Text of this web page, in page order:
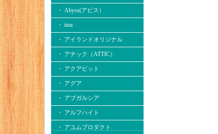
・ Abyss(アビス）
・ ima
・ アイランドオリジナル
・ アチック（ATTIC）
・ アクアビット
・ アグア
・ アブガルシア
・ アルフハイト
・ アユムプロダクト